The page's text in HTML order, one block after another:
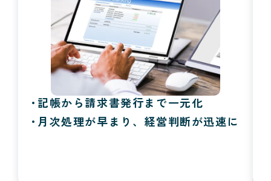
記帳から請求書発行まで一元化
月次処理が早まり、経営判断が迅速に